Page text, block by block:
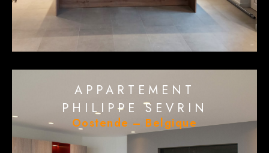
APPARTEMENT
PHILIPPE SEVRIN
Oostende – Belgique